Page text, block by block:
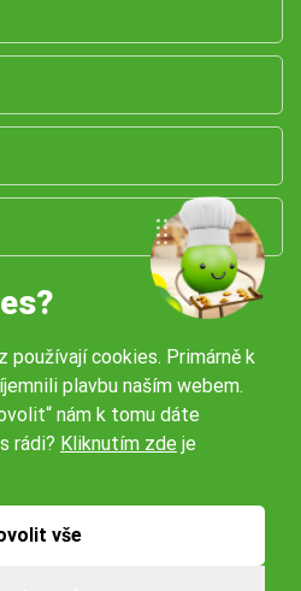
používají cookies. Primárně k
plavbu naším webem.
nám k tomu dáte
rádi? Kliknutím zde je
vše